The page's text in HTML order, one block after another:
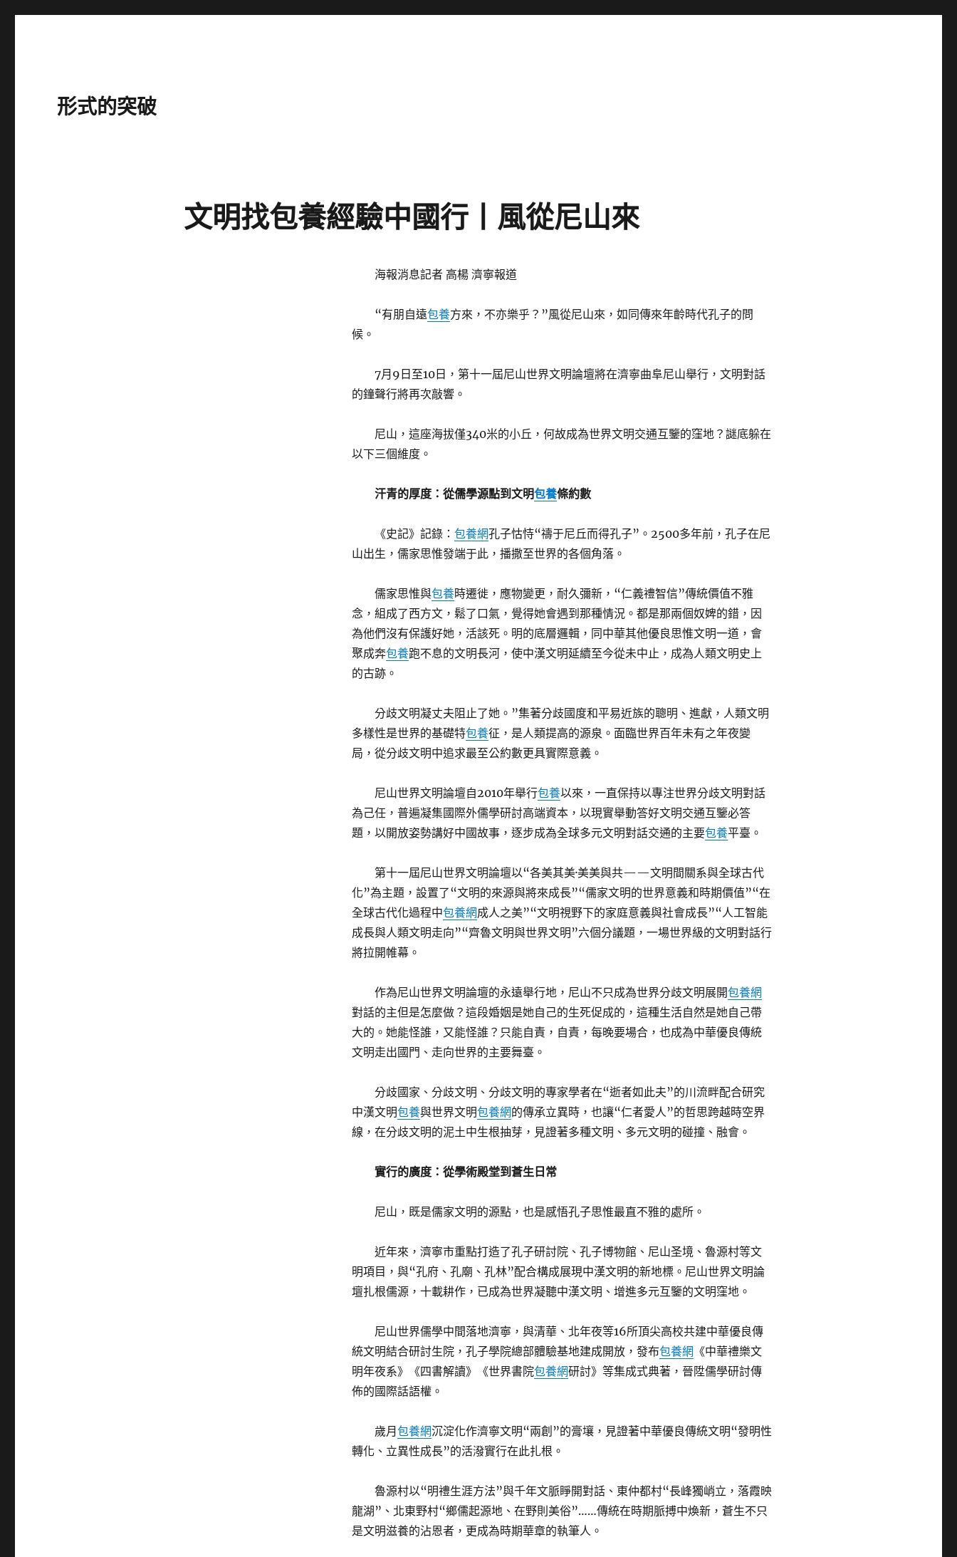
形式的突破
文明找包養經驗中國行丨風從尼山來
海報消息記者 高楊 濟寧報道
“有朋自遠包養方來，不亦樂乎？”風從尼山來，如同傳來年齡時代孔子的問
候。
7月9日至10日，第十一屆尼山世界文明論壇將在濟寧曲阜尼山舉行，文明對話
的鐘聲行將再次敲響。
尼山，這座海拔僅340米的小丘，何故成為世界文明交通互鑒的窪地？謎底躲在
以下三個維度。
汗青的厚度：從儒學源點到文明包養條約數
《史記》記錄：包養網孔子怙恃“禱于尼丘而得孔子”。2500多年前，孔子在尼
山出生，儒家思惟發端于此，播撒至世界的各個角落。
儒家思惟與包養時遷徙，應物變更，耐久彌新，“仁義禮智信”傳統價值不雅
念，組成了西方文，鬆了口氣，覺得她會遇到那種情況。都是那兩個奴婢的錯，因
為他們沒有保護好她，活該死。明的底層邏輯，同中華其他優良思惟文明一道，會
聚成奔包養跑不息的文明長河，使中漢文明延續至今從未中止，成為人類文明史上
的古跡。
分歧文明凝丈夫阻止了她。”集著分歧國度和平易近族的聰明、進獻，人類文明
多樣性是世界的基礎特包養征，是人類提高的源泉。面臨世界百年未有之年夜變
局，從分歧文明中追求最至公約數更具實際意義。
尼山世界文明論壇自2010年舉行包養以來，一直保持以專注世界分歧文明對話
為己任，普遍凝集國際外儒學研討高端資本，以現實舉動答好文明交通互鑒必答
題，以開放姿勢講好中國故事，逐步成為全球多元文明對話交通的主要包養平臺。
第十一屆尼山世界文明論壇以“各美其美·美美與共——文明間關系與全球古代
化”為主題，設置了“文明的來源與將來成長”“儒家文明的世界意義和時期價值”“在
全球古代化過程中包養網成人之美”“文明視野下的家庭意義與社會成長”“人工智能
成長與人類文明走向”“齊魯文明與世界文明”六個分議題，一場世界級的文明對話行
將拉開帷幕。
作為尼山世界文明論壇的永遠舉行地，尼山不只成為世界分歧文明展開包養網
對話的主但是怎麼做？這段婚姻是她自己的生死促成的，這種生活自然是她自己帶
大的。她能怪誰，又能怪誰？只能自責，自責，每晚要場合，也成為中華優良傳統
文明走出國門、走向世界的主要舞臺。
分歧國家、分歧文明、分歧文明的專家學者在“逝者如此夫”的川流畔配合研究
中漢文明包養與世界文明包養網的傳承立異時，也讓“仁者愛人”的哲思跨越時空界
線，在分歧文明的泥土中生根抽芽，見證著多種文明、多元文明的碰撞、融會。
實行的廣度：從學術殿堂到蒼生日常
尼山，既是儒家文明的源點，也是感悟孔子思惟最直不雅的處所。
近年來，濟寧市重點打造了孔子研討院、孔子博物館、尼山圣境、魯源村等文
明項目，與“孔府、孔廟、孔林”配合構成展現中漢文明的新地標。尼山世界文明論
壇扎根儒源，十載耕作，已成為世界凝聽中漢文明、增進多元互鑒的文明窪地。
尼山世界儒學中間落地濟寧，與清華、北年夜等16所頂尖高校共建中華優良傳
統文明結合研討生院，孔子學院總部體驗基地建成開放，發布包養網 《中華禮樂文
明年夜系》《四書解讀》《世界書院包養網研討》等集成式典著，晉陞儒學研討傳
佈的國際話語權。
歲月包養網沉淀化作濟寧文明“兩創”的膏壤，見證著中華優良傳統文明“發明性
轉化、立異性成長”的活潑實行在此扎根。
魯源村以“明禮生涯方法”與千年文脈睜開對話、東仲都村“長峰獨峭立，落霞映
龍湖”、北東野村“鄉儒起源地、在野則美俗”……傳統在時期脈搏中煥新，蒼生不只
是文明滋養的沾恩者，更成為時期華章的執筆人。